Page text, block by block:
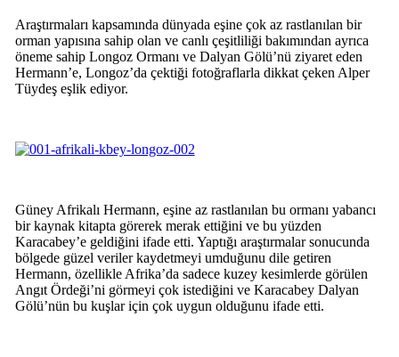
Araştırmaları kapsamında dünyada eşine çok az rastlanılan bir
orman yapısına sahip olan ve canlı çeşitliliği bakımından ayrıca
öneme sahip Longoz Ormanı ve Dalyan Gölü’nü ziyaret eden
Hermann’e, Longoz’da çektiği fotoğraflarla dikkat çeken Alper
Tüydeş eşlik ediyor.
Güney Afrikalı Hermann, eşine az rastlanılan bu ormanı yabancı
bir kaynak kitapta görerek merak ettiğini ve bu yüzden
Karacabey’e geldiğini ifade etti. Yaptığı araştırmalar sonucunda
bölgede güzel veriler kaydetmeyi umduğunu dile getiren
Hermann, özellikle Afrika’da sadece kuzey kesimlerde görülen
Angıt Ördeği’ni görmeyi çok istediğini ve Karacabey Dalyan
Gölü’nün bu kuşlar için çok uygun olduğunu ifade etti.